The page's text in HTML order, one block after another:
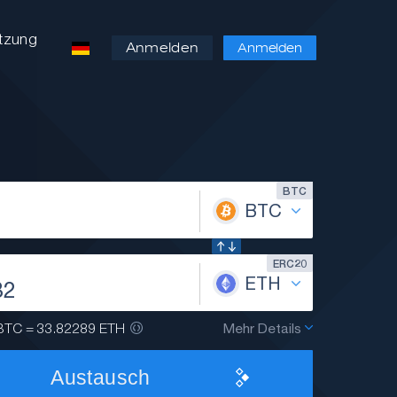
Anmelden Anmelden
BTC
BTC
ETH
ERC20
= 33.82289 ETH Mehr Details
Austausch